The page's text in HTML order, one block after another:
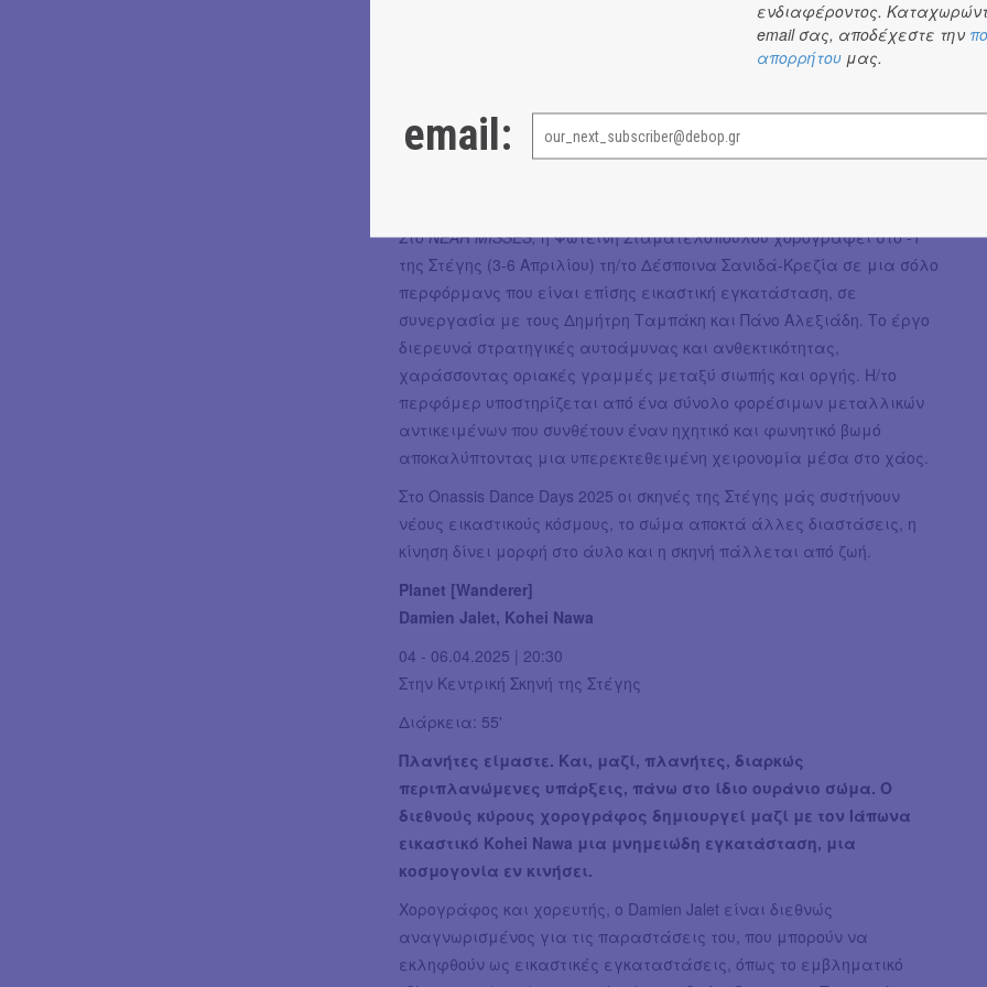
η Σοφία Μαυραγάνη και η εικαστικός Τζάνις Ράφα
στήνουν στη Μικρή Σκηνή της Στέγης (3-6 Απριλίου) μια
ανθρώπινης και της μη ανθρώπινης φύσης, με επίκεντρο την εικόνα
του αλόγου και τη σχέση σωμάτων που καβαλούν και
ΣτοNEAR MISSES,η Φωτεινή Σταματελοπούλου χορογραφεί στο -1
της Στέγης (3-6 Απριλίου) τη/το Δέσποινα Σανιδά-Κρεζία σε μια σόλο
περφόρμανς που είναι επίσης εικαστική εγκατάσταση, σε
συνεργασία με τους Δημήτρη Ταμπάκη και Πάνο Αλεξιάδη. Το έργο
διερευνά στρατηγικές αυτοάμυνας και ανθεκτικότητας,
χαράσσοντας οριακές γραμμές μεταξύ σιωπής και οργής. Η/το
περφόμερ υποστηρίζεται από ένα σύνολο φορέσιμων μεταλλικών
αντικειμένων που συνθέτουν έναν ηχητικό και φωνητικό βωμό
αποκαλύπτοντας μια υπερεκτεθειμένη χειρονομία μέσα στο χάος.
Στο Onassis Dance Days 2025 οι σκηνές της Στέγης μάς συστήνουν
νέους εικαστικούς κόσμους, το σώμα αποκτά άλλες διαστάσεις, η
κίνηση δίνει μορφή στο άυλο και η σκηνή πάλλεται από ζωή.
Planet [Wanderer]
Damien Jalet, Kohei Nawa
04 - 06.04.2025 | 20:30
Στην Κεντρική Σκηνή της Στέγης
Διάρκεια: 55'
Πλανήτες είμαστε. Και, μαζί, πλανήτες, διαρκώς
περιπλανώμενες υπάρξεις, πάνω στο ίδιο ουράνιο σώμα. Ο
διεθνούς κύρους χορογράφος δημιουργεί μαζί με τον Ιάπωνα
εικαστικό Kohei Nawa μια μνημειώδη εγκατάσταση, μια
κοσμογονία εν κινήσει.
Χορογράφος και χορευτής, ο Damien Jalet είναι διεθνώς
αναγνωρισμένος για τις παραστάσεις του, που μπορούν να
εκληφθούν ως εικαστικές εγκαταστάσεις, όπως το εμβληματικό
ενδιαφέροντος.
email σας, αποδέχεστε την
απορρήτου μας.
email: